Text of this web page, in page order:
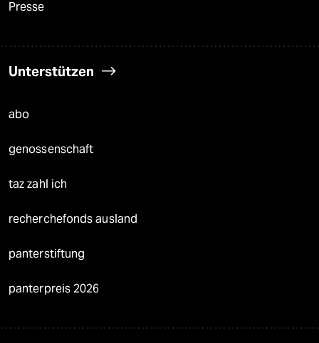
Presse
Unterstützen
abo
genossenschaft
taz zahl ich
recherchefonds ausland
panterstiftung
panterpreis 2026